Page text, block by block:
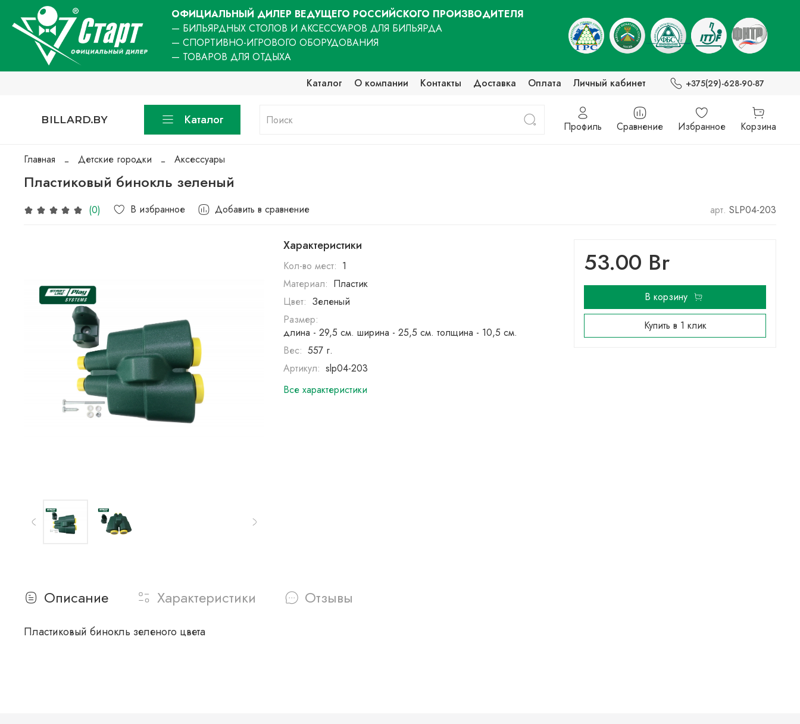
ОФИЦИАЛЬНЫЙ ДИЛЕР ВЕДУЩЕГО РОССИЙСКОГО ПРОИЗВОДИТЕЛЯ
— БИЛЬЯРДНЫХ СТОЛОВ И АКСЕССУАРОВ ДЛЯ БИЛЬЯРДА
— СПОРТИВНО-ИГРОВОГО ОБОРУДОВАНИЯ
— ТОВАРОВ ДЛЯ ОТДЫХА
Каталог
О компании Контакты Доставка Оплата Личный кабинет +375(29)-628-90-87
BILLARD.BY Каталог Профиль Сравнение Избранное Корзина
Главная Детские городки Аксессуары
Пластиковый бинокль зеленый
(0) В избранное Добавить в сравнение арт. SLP04-203
Характеристики
Кол-во мест: 1
Материал: Пластик
Цвет: Зеленый
Размер:
длина - 29,5 см. ширина - 25,5 см. толщина - 10,5 см.
Вес: 557 г.
Артикул: slp04-203
Все характеристики
53.00 Br
В корзину
Купить в 1 клик
Описание Характеристики Отзывы
Пластиковый бинокль зеленого цвета